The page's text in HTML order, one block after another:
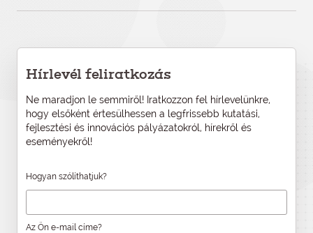
Hírlevél feliratkozás
Ne maradjon le semmiről! Iratkozzon fel hírlevelünkre,
hogy elsőként értesülhessen a legfrissebb kutatási,
fejlesztési és innovációs pályázatokról, hírekről és
eseményekről!
Hogyan szólíthatjuk?
Az Ön e-mail címe?